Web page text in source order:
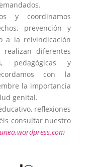
y coordinamos
prevención y
a la reivindicación
diferentes
pedagógicas y
con la
la importancia
genital.
reflexiones
consultar nuestro